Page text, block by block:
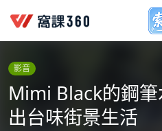
今天想要學什麼?
影音
Mimi Black的鋼
出台味街景生活